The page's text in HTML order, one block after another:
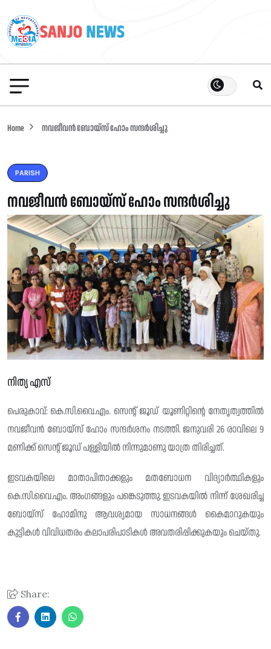
Home നവജീവൻ ബോയ്സ് ഹോം സന്ദർശിച്ചു
PARISH
നവജീവൻ ബോയ്സ് ഹോം സന്ദർശിച്ചു
നിത്യ എസ്
പെരുകാവ്: കെ.സി.വൈ.എം. സെന്റ് ജൂഡ് യൂണിറ്റിന്റെ നേതൃത്വത്തിൽ
നവജീവൻ ബോയ്സ് ഹോം സന്ദർശനം നടത്തി. ജനുവരി 26 രാവിലെ 9
മണിക്ക് സെന്റ് ജൂഡ് പള്ളിയിൽ നിന്നുമാണു യാത്ര തിരിച്ചത്‌.
ഇടവകയിലെ മാതാപിതാക്കളും മതബോധന വിദ്യാർത്ഥികളും
കെ.സി.വൈ.എം. അംഗങ്ങളും പങ്കെടുത്തു. ഇടവകയിൽ നിന്ന് ശേഖരിച്ച
ബോയ്സ്‌ ഹോമിനു ആവശ്യമായ സാധനങ്ങൾ കൈമാറുകയും
കുട്ടികൾ വിവിധതരം കലാപരിപാടികൾ അവതരിപ്പിക്കുകയും ചെയ്തു.
Share: